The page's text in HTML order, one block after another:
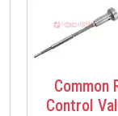
Common
Control